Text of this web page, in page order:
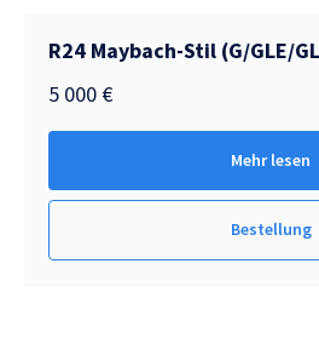
R24 Maybach-Stil (G/GLE/
5 000 €
Mehr lesen
Bestellung